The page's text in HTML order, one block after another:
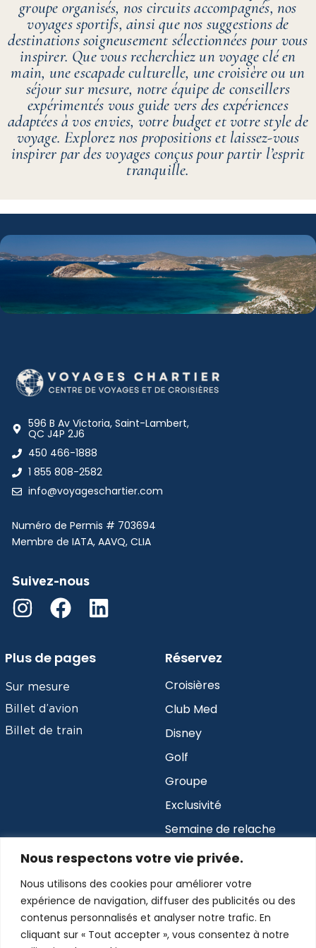
Nous respectons votre vie privée.
Nous utilisons des cookies pour améliorer votre
expérience de navigation, diffuser des publicités ou des
contenus personnalisés et analyser notre trafic. En
cliquant sur « Tout accepter », vous consentez à notre
groupe organisés, nos circuits accompagnés, nos
voyages sportifs, ainsi que nos suggestions de
destinations soigneusement sélectionnées pour vous
inspirer. Que vous recherchiez un voyage clé en
main, une escapade culturelle, une croisière ou un
séjour sur mesure, notre équipe de conseillers
expérimentés vous guide vers des expériences
adaptées à vos envies, votre budget et votre style de
voyage. Explorez nos propositions et laissez-vous
inspirer par des voyages conçus pour partir l’esprit
tranquille.
596 B Av Victoria, Saint-Lambert,
QC J4P 2J6
450 466-1888
1 855 808-2582
info@voyageschartier.com
Numéro de Permis # 703694
Membre de IATA, AAVQ, CLIA
Suivez-nous
Plus de pages
Sur mesure
Billet d’avion
Billet de train
Réservez
Croisières
Club Med
Disney
Golf
Groupe
Exclusivité
Semaine de relache
Abonnez-vous à notre infolettre
Envoyer